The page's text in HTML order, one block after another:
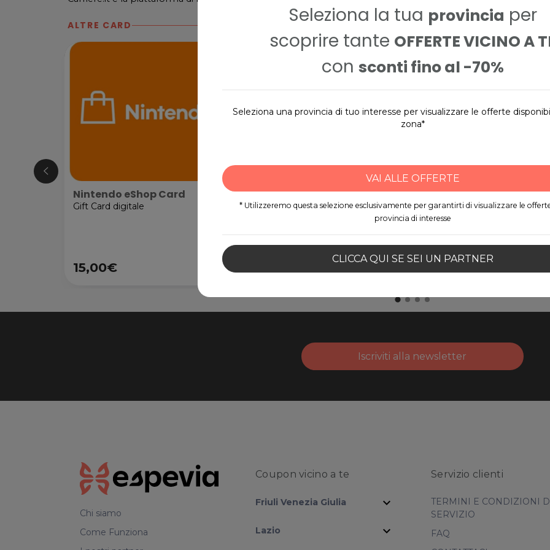
Seleziona la tua provincia per
scoprire tante OFFERTE VICINO A
con sconti fino al -70%
Seleziona una provincia di tuo interesse per visualizzare le offerte
zona*
VAI ALLE OFFERTE
* Utilizzeremo questa selezione esclusivamente per garantirti di visualizzare le
provincia di interesse
CLICCA QUI SE SEI UN PARTNER
ALTRE CARD
Nintendo eShop Card
Gift Card digitale
15,00€
Epipoli Prepagata Mastercard Web
Gift Card digitale
30,00€
Iscriviti alla newsletter
Chi siamo
Come Funziona
Coupon vicino a te
Friuli Venezia Giulia expand_more
Lazio expand_more
Servizio clienti
TERMINI E CONDIZIONI
SERVIZIO
FAQ